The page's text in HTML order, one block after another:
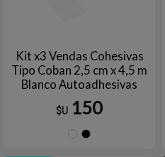
Kit x3 Vendas Cohesivas
Tipo Coban 2,5 cm x 4,5 m
Blanco Autoadhesivas
$U 150